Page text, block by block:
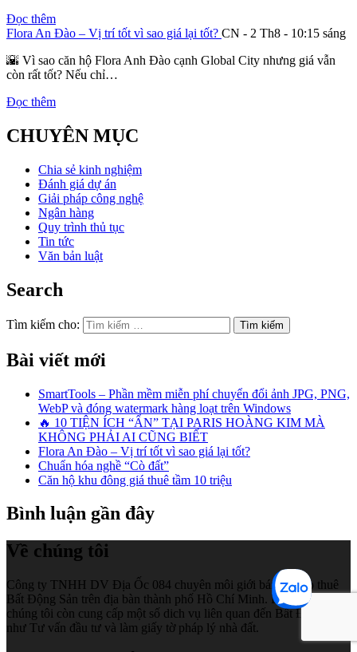
Đọc thêm
Flora An Đào – Vị trí tốt vì sao giá lại tốt? CN - 2 Th8 - 10:15 sáng
🌇 Vì sao căn hộ Flora Anh Đào cạnh Global City nhưng giá vẫn
còn rất tốt? Nếu chỉ…
Đọc thêm
CHUYÊN MỤC
Chia sẻ kinh nghiệm
Đánh giá dự án
Giải pháp công nghệ
Ngân hàng
Quy trình thủ tục
Tin tức
Văn bản luật
Search
Tìm kiếm cho:
Bài viết mới
SmartTools – Phần mềm miễn phí chuyển đổi ảnh JPG, PNG,
WebP và đóng watermark hàng loạt trên Windows
🔥 10 TIỆN ÍCH “ẨN” TẠI PARIS HOÀNG KIM MÀ
KHÔNG PHẢI AI CŨNG BIẾT
Flora An Đào – Vị trí tốt vì sao giá lại tốt?
Chuẩn hóa nghề “Cò đất”
Căn hộ khu đông giá thuê tầm 10 triệu
Bình luận gần đây
Về chúng tôi
Công ty TNHH DV Địa Ốc 084 chuyên môi giới bán và cho thuê
Bất Động Sản trên địa bàn thành phố Hồ Chí Minh. Bên cạnh đó
chúng tôi còn cung cấp một số dich vụ liên quan đến Bất Động Sản
như Tư vấn đầu tư và làm giấy tờ pháp lý nhà đất.